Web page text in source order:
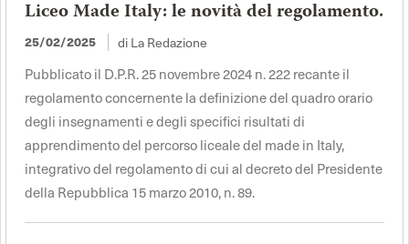
Liceo Made Italy: le novità del regolamento.
25/02/2025 di La Redazione
Pubblicato il D.P.R. 25 novembre 2024 n. 222 recante il
regolamento concernente la definizione del quadro orario
degli insegnamenti e degli specifici risultati di
apprendimento del percorso liceale del made in Italy,
integrativo del regolamento di cui al decreto del Presidente
della Repubblica 15 marzo 2010, n. 89.